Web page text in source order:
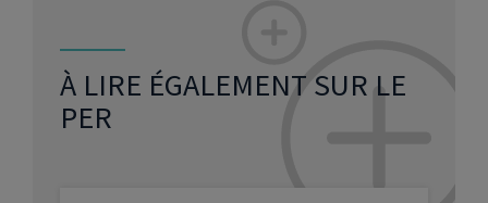
À LIRE ÉGALEMENT SUR LE
PER